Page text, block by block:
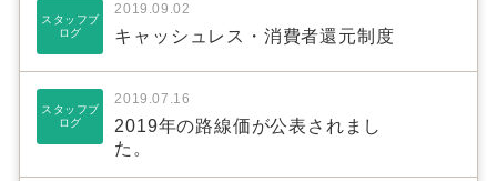
スタッフブ
ログ
2019.09.02
キャッシュレス・消費者還元制度
スタッフブ
ログ
2019.07.16
2019年の路線価が公表されまし
た。